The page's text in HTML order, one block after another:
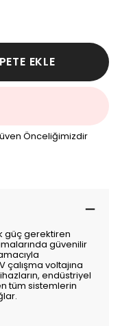
EKLE
Önceliğimizdir
güç gerektiren
güvenilir
çalışma voltajına
endüstriyel
tüm sistemlerin